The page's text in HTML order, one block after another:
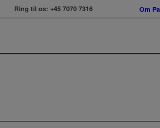
Om
Ring til os: +45 7070 7316